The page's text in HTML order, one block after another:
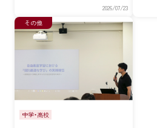
2026/07/23
その他
中学・高校